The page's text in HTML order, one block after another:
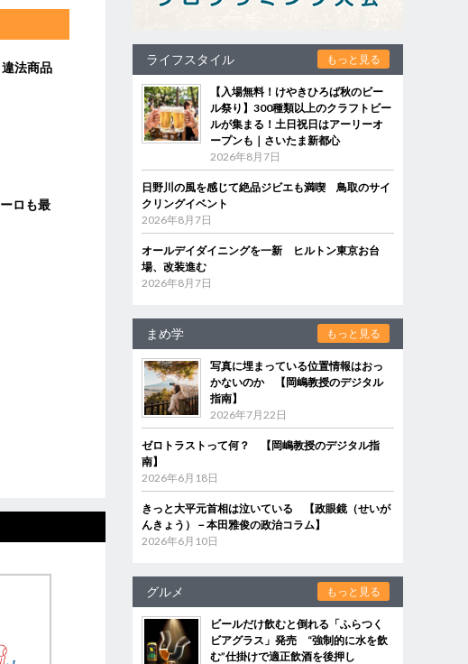
法商品
ロも最
ライフスタイル もっと見る
【入場無料！けやきひろば秋のビー
ル祭り】300種類以上のクラフトビー
ルが集まる！土日祝日はアーリーオ
ープンも｜さいたま新都心
2026年8月7日
日野川の風を感じて絶品ジビエも満喫 鳥取のサイ
クリングイベント
2026年8月7日
オールデイダイニングを一新 ヒルトン東京お台
場、改装進む
2026年8月7日
まめ学 もっと見る
写真に埋まっている位置情報はおっ
かないのか 【岡嶋教授のデジタル
指南】
2026年7月22日
ゼロトラストって何？ 【岡嶋教授のデジタル指
南】
2026年6月18日
きっと大平元首相は泣いている 【政眼鏡（せいが
んきょう）－本田雅俊の政治コラム】
2026年6月10日
グルメ もっと見る
ビールだけ飲むと倒れる「ふらつく
ビアグラス」発売 “強制的に水を飲
む”仕掛けで適正飲酒を後押し